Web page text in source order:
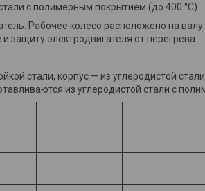
с полимерным покрытием (до 400 °С).
Рабочее колесо рас­положено на
электродвигателя от пере­грева.
стали, корпус — из угле­родистой
из углеродистой стали с